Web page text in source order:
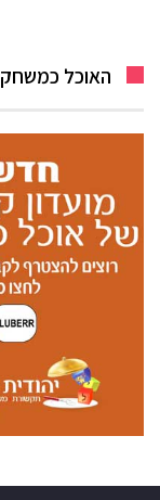
האוכל כמשחק